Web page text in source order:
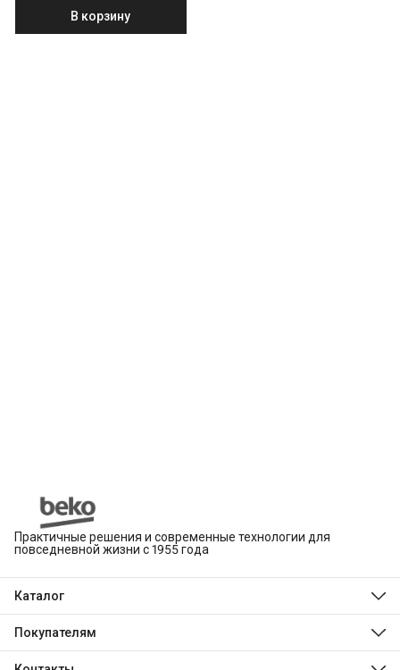
В корзину
Практичные решения и современные технологии для
повседневной жизни с 1955 года
Каталог
Hotpoint
Покупателям